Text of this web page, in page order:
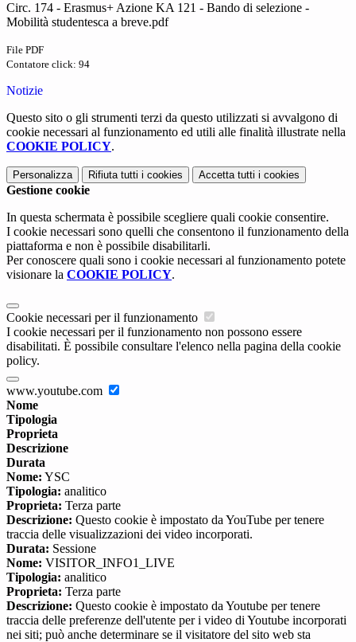
Circ. 174 - Erasmus+ Azione KA 121 - Bando di selezione -
Mobilità studentesca a breve.pdf
File PDF
Contatore click: 94
Notizie
Questo sito o gli strumenti terzi da questo utilizzati si avvalgono di
cookie necessari al funzionamento ed utili alle finalità illustrate nella
COOKIE POLICY.
Personalizza Rifiuta tutti i cookies Accetta tutti i cookies
Gestione cookie
In questa schermata è possibile scegliere quali cookie consentire.
I cookie necessari sono quelli che consentono il funzionamento della
piattaforma e non è possibile disabilitarli.
Per conoscere quali sono i cookie necessari al funzionamento potete
visionare la COOKIE POLICY.
Cookie necessari per il funzionamento
I cookie necessari per il funzionamento non possono essere
disabilitati. È possibile consultare l'elenco nella pagina della cookie
policy.
www.youtube.com
Nome
Tipologia
Proprieta
Descrizione
Durata
Nome: YSC
Tipologia: analitico
Proprieta: Terza parte
Descrizione: Questo cookie è impostato da YouTube per tenere
traccia delle visualizzazioni dei video incorporati.
Durata: Sessione
Nome: VISITOR_INFO1_LIVE
Tipologia: analitico
Proprieta: Terza parte
Descrizione: Questo cookie è impostato da Youtube per tenere
traccia delle preferenze dell'utente per i video di Youtube incorporati
nei siti; può anche determinare se il visitatore del sito web sta